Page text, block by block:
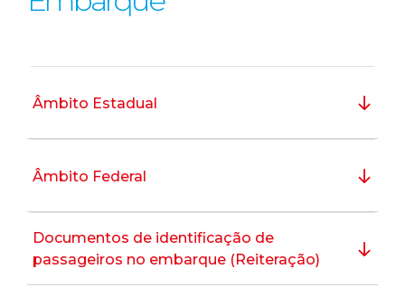
Âmbito Estadual
Âmbito Federal
Documentos de identificação de
passageiros no embarque (Reiteração)